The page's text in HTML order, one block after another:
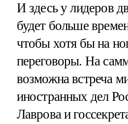
И здесь у лидеров
будет больше
чтобы хотя бы на
переговоры. На
возможна встреча
иностранных дел
Лаврова и